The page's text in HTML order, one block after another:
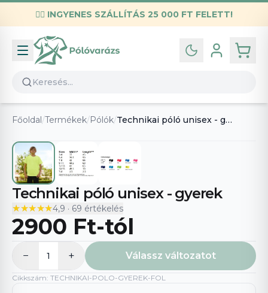
✌🏼 INGYENES SZÁLLÍTÁS 25 000 FT FELETT!
Infó
Kapcsolat
GYIK
Általános szerződési feltételek
Adatvédelmi nyilatkozat
Főoldal /Termékek/Pólók/ Technikai póló unisex - gyerek
Technikai póló unisex - gyerek
★★★★★
★★★★★4,9 · 69 értékelés
2900 Ft-tól
− 1 + Válassz változatot
Cikkszám: TECHNIKAI-POLO-GYEREK-FOL